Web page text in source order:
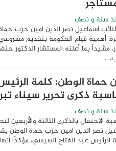
سنة و نصف
اسماعيل نصر الدين امين حزب
أهمية قيام الحكومة بتقديم
مشيداً بما أعلنه المستشار
...
حماة الوطن: كلمة
ذكرى تحرير سيناء
سنة و نصف
الاحتفال بالذكرى الثالثة والأربعين
نصر الدين امين حزب حماة الوطن
الرئيس عبد الفتاح السيسي، مؤكدًا